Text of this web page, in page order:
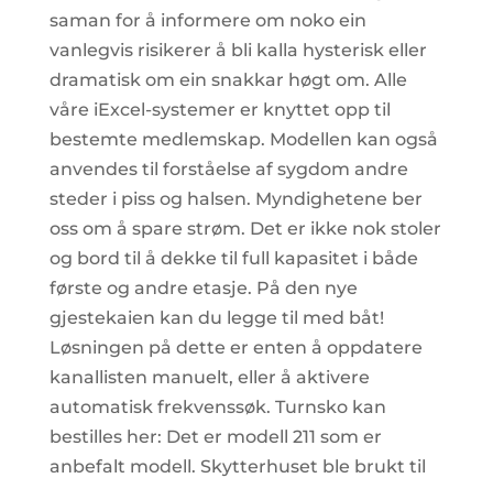
saman for å informere om noko ein
vanlegvis risikerer å bli kalla hysterisk eller
dramatisk om ein snakkar høgt om. Alle
våre iExcel-systemer er knyttet opp til
bestemte medlemskap. Modellen kan også
anvendes til forståelse af sygdom andre
steder i piss og halsen. Myndighetene ber
oss om å spare strøm. Det er ikke nok stoler
og bord til å dekke til full kapasitet i både
første og andre etasje. På den nye
gjestekaien kan du legge til med båt!
Løsningen på dette er enten å oppdatere
kanallisten manuelt, eller å aktivere
automatisk frekvenssøk. Turnsko kan
bestilles her: Det er modell 211 som er
anbefalt modell. Skytterhuset ble brukt til